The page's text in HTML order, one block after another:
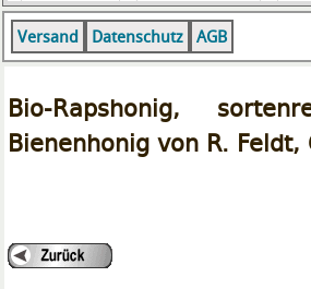
Versand Datenschutz AGB
Bio-Rapshonig,
Bienenhonig von R. Feldt,